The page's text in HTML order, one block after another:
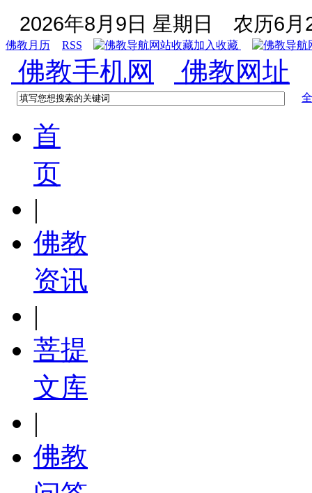
2026年8月9日 星期日 农历6月
佛教月历 RSS 加入收藏
佛教手机网 佛教网址
首
页
|
佛教
资讯
|
菩提
文库
|
佛教